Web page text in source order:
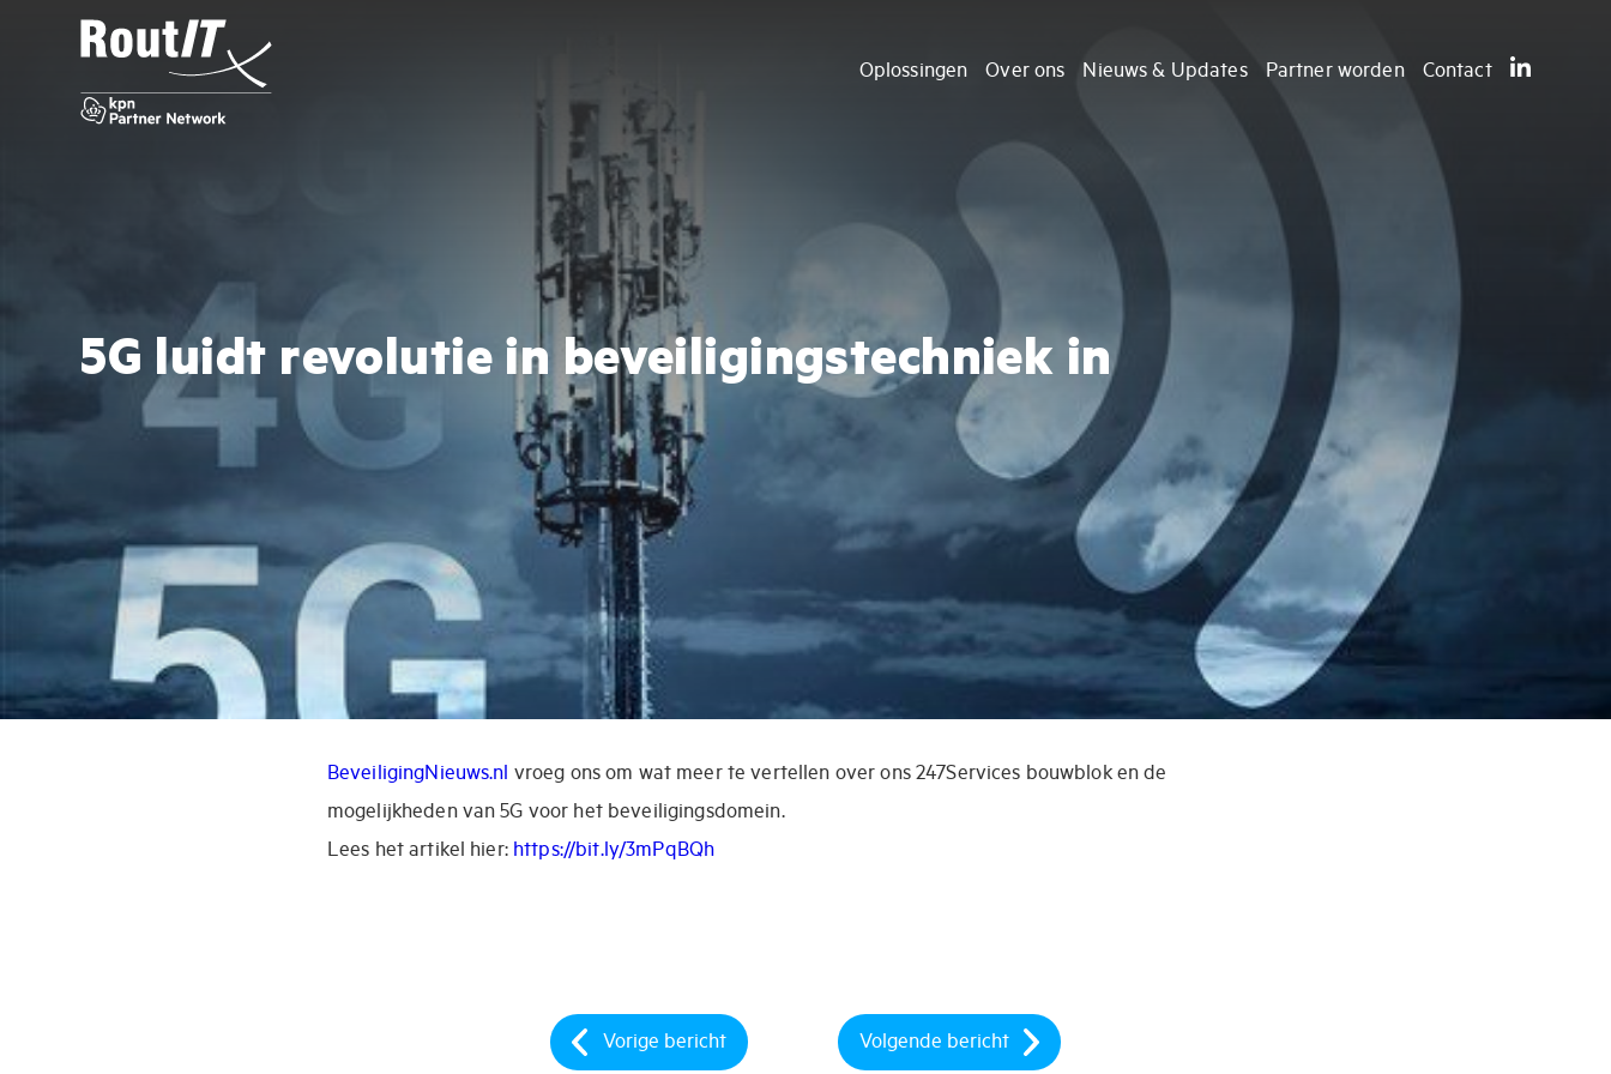
Oplossingen Over ons Nieuws & Updates Partner worden Contact
5G luidt revolutie in beveiligingstechniek in
BeveiligingNieuws.nl vroeg ons om wat meer te vertellen over ons 247Services bouwblok en de
mogelijkheden van 5G voor het beveiligingsdomein.
Lees het artikel hier: https://bit.ly/3mPqBQh
Vorige bericht Volgende bericht